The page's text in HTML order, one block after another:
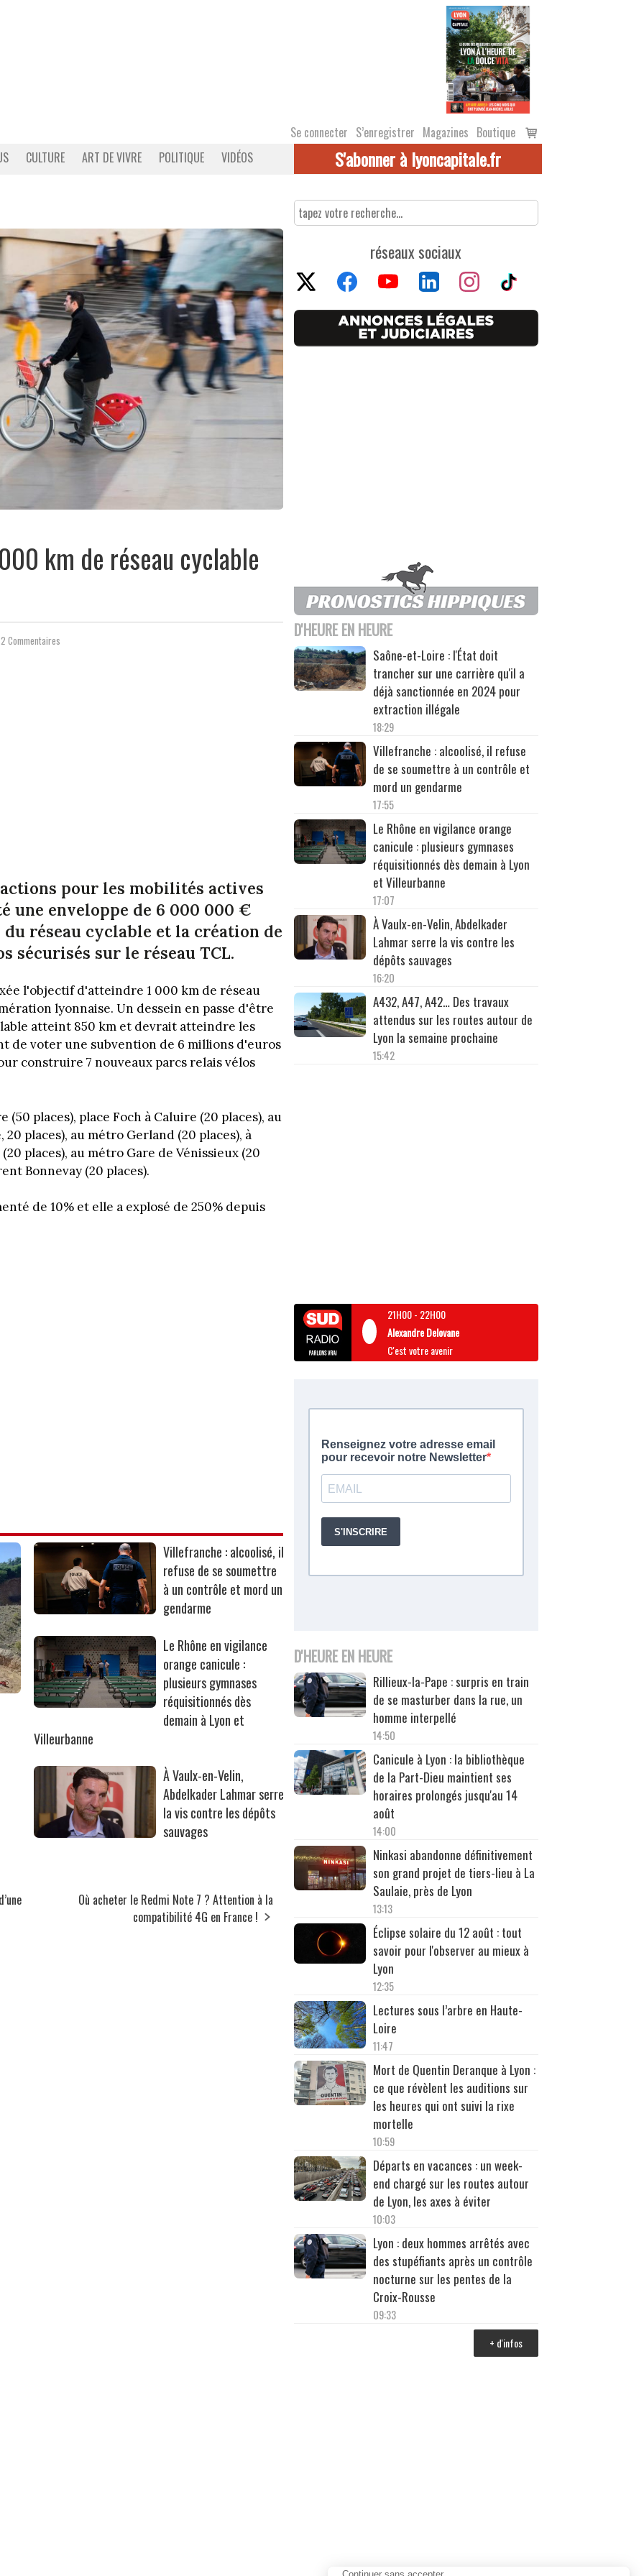
Se connecter S’enregistrer Magazines Boutique
Voir
le
CULTURE ART DE VIVRE POLITIQUE VIDÉOS S'abonner à lyoncapitale.fr
km de réseau cyclable
2 Commentaires
pour les mobilités actives
une enveloppe de 6 000 000 €
réseau cyclable et la création de
sécurisés sur le réseau TCL.
l'objectif d'atteindre 1 000 km de réseau
lyonnaise. Un dessein en passe d'être
atteint 850 km et devrait atteindre les
de voter une subvention de 6 millions d'euros
construire 7 nouveaux parcs relais vélos
places), place Foch à Caluire (20 places), au
places), au métro Gerland (20 places), à
places), au métro Gare de Vénissieux (20
Bonnevay (20 places).
de 10% et elle a explosé de 250% depuis
Villefranche : alcoolisé, il
refuse de se soumettre
à un contrôle et mord un
gendarme
Le Rhône en vigilance
orange canicule :
plusieurs gymnases
réquisitionnés dès
demain à Lyon et
Villeurbanne
À Vaulx-en-Velin,
Abdelkader Lahmar serre
la vis contre les dépôts
sauvages
Où acheter le Redmi Note 7 ? Attention à la
compatibilité 4G en France !
réseaux sociaux
D'HEURE EN HEURE
Saône-et-Loire : l'État doit
trancher sur une carrière qu'il a
déjà sanctionnée en 2024 pour
extraction illégale
18:29
Villefranche : alcoolisé, il refuse
de se soumettre à un contrôle et
mord un gendarme
17:55
Le Rhône en vigilance orange
canicule : plusieurs gymnases
réquisitionnés dès demain à Lyon
et Villeurbanne
17:07
À Vaulx-en-Velin, Abdelkader
Lahmar serre la vis contre les
dépôts sauvages
16:20
A432, A47, A42… Des travaux
attendus sur les routes autour de
Lyon la semaine prochaine
15:42
21H00- 22H00
Alexandre Delovane
C'est votre avenir
D'HEURE EN HEURE
Rillieux-la-Pape : surpris en train
de se masturber dans la rue, un
homme interpellé
14:50
Canicule à Lyon : la bibliothèque
de la Part-Dieu maintient ses
horaires prolongés jusqu'au 14
août
14:00
Ninkasi abandonne définitivement
son grand projet de tiers-lieu à La
Saulaie, près de Lyon
13:13
Éclipse solaire du 12 août : tout
savoir pour l'observer au mieux à
Lyon
12:35
Lectures sous l’arbre en Haute-
Loire
11:47
Mort de Quentin Deranque à Lyon :
ce que révèlent les auditions sur
les heures qui ont suivi la rixe
mortelle
10:59
Départs en vacances : un week-
end chargé sur les routes autour
de Lyon, les axes à éviter
10:03
Lyon : deux hommes arrêtés avec
des stupéfiants après un contrôle
nocturne sur les pentes de la
Croix-Rousse
09:33
+ d'infos